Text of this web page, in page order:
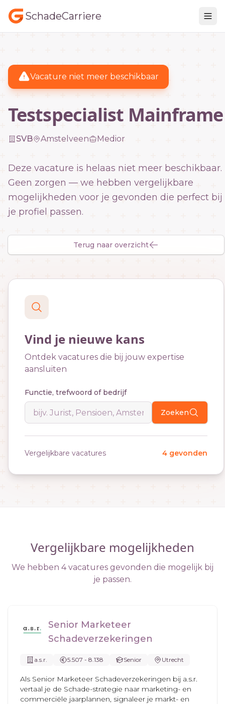
SchadeCarriere
Vacature niet meer beschikbaar
Testspecialist Mainframe
SVB Amstelveen Medior
Deze vacature is helaas niet meer beschikbaar.
Geen zorgen — we hebben vergelijkbare
mogelijkheden voor je gevonden die perfect bij
je profiel passen.
Terug naar overzicht
Vind je nieuwe kans
Ontdek vacatures die bij jouw expertise
aansluiten
Functie, trefwoord of bedrijf
Zoeken
Vergelijkbare vacatures 4 gevonden
Vergelijkbare mogelijkheden
We hebben 4 vacatures gevonden die mogelijk bij
je passen.
Senior Marketeer
Schadeverzekeringen
a.s.r. 5.507 - 8.138 Senior Utrecht
Als Senior Marketeer Schadeverzekeringen bij a.s.r.
vertaal je de Schade-strategie naar marketing- en
commerciële jaarplannen, signaleer je markt- en